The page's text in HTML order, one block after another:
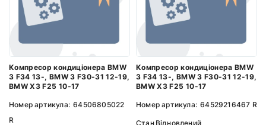
Компресор кондиціонера BMW
3 F34 13-, BMW 3 F30-31 12-19,
BMW X3 F25 10-17
Номер артикула: 64506805022
R
Компресор кондиціонера BMW
3 F34 13-, BMW 3 F30-31 12-19,
BMW X3 F25 10-17
Номер артикула: 64529216467 R
Стан Відновлений